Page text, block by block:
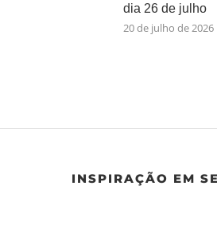
dia 26 de julho
20 de julho de 2026
INSPIRAÇÃO EM